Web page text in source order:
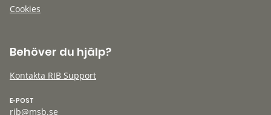
Cookies
Behöver du hjälp?
Kontakta RIB Support
E-POST
rib@msb.se